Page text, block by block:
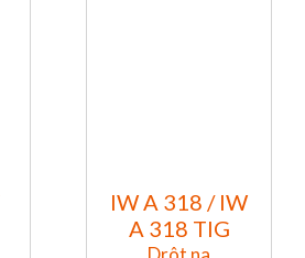
IW A 318 / IW
A 318 TIG